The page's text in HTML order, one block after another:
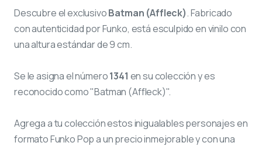
Descubre el exclusivoBatman (Affleck). Fabricado
con autenticidad por Funko, está esculpido en vinilo con
una altura estándar de 9 cm.
Se le asigna el número1341 en su colección y es
reconocido como "Batman (Affleck)".
Agrega a tu colección estos inigualables personajes en
formato Funko Pop a un precio inmejorable y con una